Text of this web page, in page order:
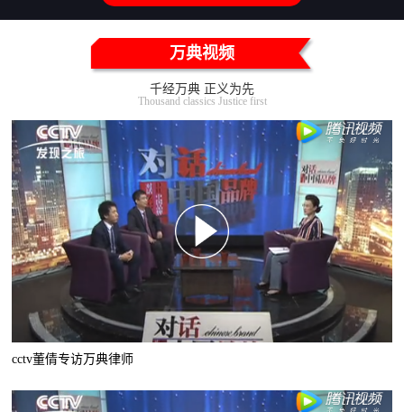
万典视频
千经万典 正义为先
Thousand classics Justice first
cctv董倩专访万典律师